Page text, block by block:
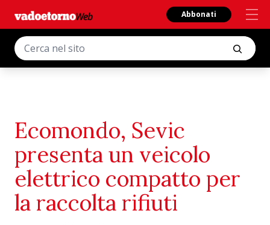
Abbonati
Ecomondo, Sevic
presenta un veicolo
elettrico compatto per
la raccolta rifiuti